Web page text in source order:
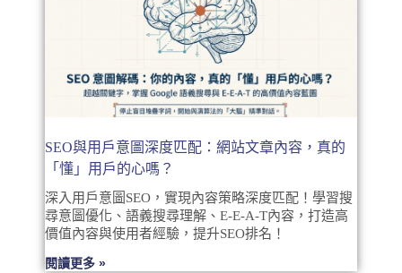
SEO與用戶意圖深度匹配：網站文章內容，真的
「懂」用戶的心嗎？
深入用戶意圖SEO，實現內容策略深度匹配！學習搜
尋意圖優化、語義搜尋理解、E-E-A-T內容，打造高
價值內容與使用者經驗，提升SEO排名！
閱讀更多 »